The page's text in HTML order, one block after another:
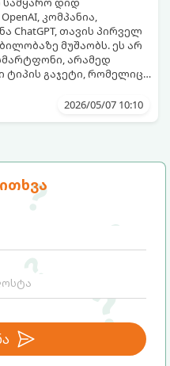
კომპანია,
ChatGPT, თავის პირველ
მუშაობს. ეს არ
არამედ
გაჯეტი, რომელიც
ამ მოწყობილობის
2026/05/07 10:10